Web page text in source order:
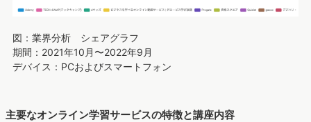
図：業界分析 シェアグラフ
期間：2021年10月〜2022年9月
デバイス：PCおよびスマートフォン
主要なオンライン学習サービスの特徴と講座内容